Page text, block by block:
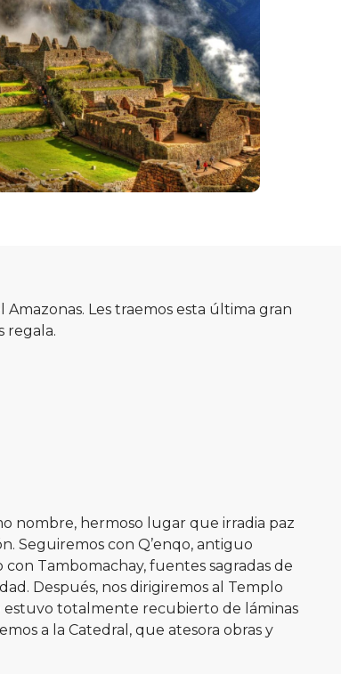
Les traemos esta última gran
regala.
nombre, hermoso lugar que irradia paz
Seguiremos con Q’enqo, antiguo
Tambomachay, fuentes sagradas de
Después, nos dirigiremos al Templo
estuvo totalmente recubierto de láminas
a la Catedral, que atesora obras y